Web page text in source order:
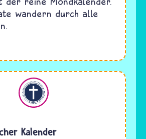
wandern durch alle
Kalender